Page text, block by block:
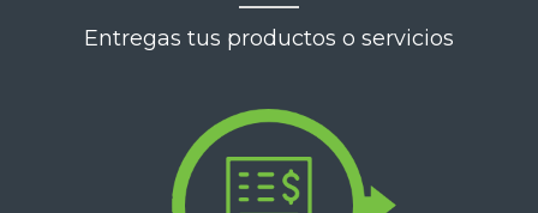
Entregas tus productos o servicios